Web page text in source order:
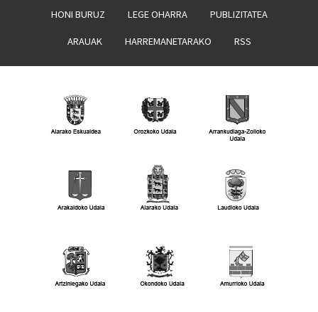
HONI BURUZ LEGE OHARRA PUBLIZITATEA
ARAUAK HARREMANETARAKO RSS